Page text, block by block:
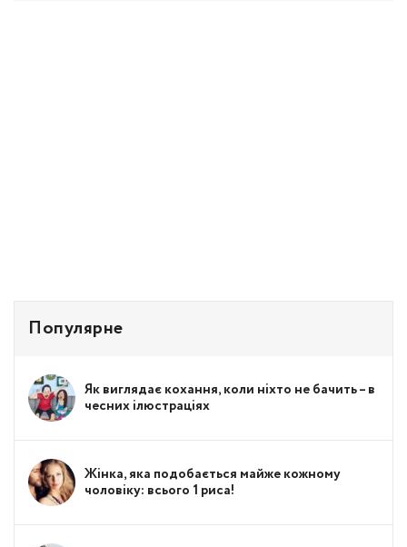
Популярне
Як виглядає кохання, коли ніхто не бачить – в
чесних ілюстраціях
Жінка, яка подобається майже кожному
чоловіку: всього 1 риса!